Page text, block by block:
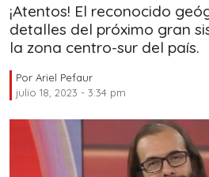
¡Atentos! El reconocido
detalles del próximo gran
la zona centro-sur del país.
Por Ariel Pefaur
julio 18, 2023 - 3:34 pm